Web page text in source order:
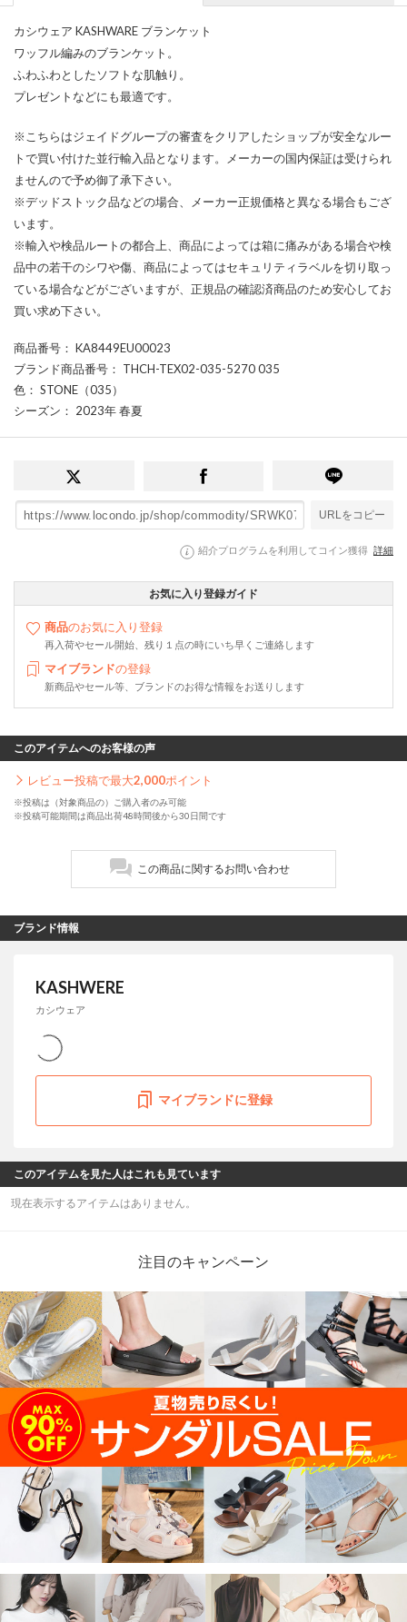
カシウェア KASHWARE ブランケット
ワッフル編みのブランケット。
ふわふわとしたソフトな肌触り。
プレゼントなどにも最適です。
※こちらはジェイドグループの審査をクリアしたショップが安全なルー
トで買い付けた並行輸入品となります。メーカーの国内保証は受けられ
ませんので予め御了承下さい。
※デッドストック品などの場合、メーカー正規価格と異なる場合もござ
います。
※輸入や検品ルートの都合上、商品によっては箱に痛みがある場合や検
品中の若干のシワや傷、商品によってはセキュリティラベルを切り取っ
ている場合などがございますが、正規品の確認済商品のため安心してお
買い求め下さい。
商品番号 ： KA8449EU00023
ブランド商品番号 ： THCH-TEX02-035-5270 035
色 ： STONE（035）
シーズン ： 2023年 春夏
URLをコピー
紹介プログラムを利用してコイン獲得 詳細
お気に入り登録ガイド
商品のお気に入り登録
再入荷やセール開始、残り１点の時にいち早くご連絡します
マイブランドの登録
新商品やセール等、ブランドのお得な情報をお送りします
このアイテムへのお客様の声
レビュー投稿で最大2,000ポイント
※投稿は（対象商品の）ご購入者のみ可能
※投稿可能期間は商品出荷48時間後から30日間です
この商品に関するお問い合わせ
ブランド情報
KASHWERE
カシウェア
マイブランドに登録
このアイテムを見た人はこれも見ています
現在表示するアイテムはありません。
注目のキャンペーン